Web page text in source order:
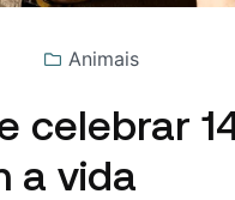
Animais
celebrar
a vida